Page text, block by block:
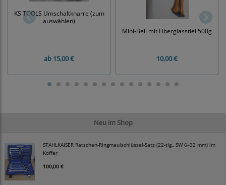
Neu im Shop
STAHLKAISER Ratschen-Ringmaulschlüssel-Satz (22-tlg., SW 6–32 mm) im
Koffer
100,00 €
KS TOOLS Umschaltknarre (zum
auswählen)
ab 15,00 €
Mini-Beil mit Fiberglasstiel 500g
10,00 €